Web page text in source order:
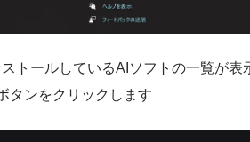
トールしているAIソフトの一覧が
タンをクリックします